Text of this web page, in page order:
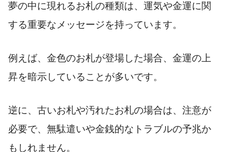
夢の中に現れるお札の種類は、運気や金運に関
する重要なメッセージを持っています。
例えば、金色のお札が登場した場合、金運の上
昇を暗示していることが多いです。
逆に、古いお札や汚れたお札の場合は、注意が
必要で、無駄遣いや金銭的なトラブルの予兆か
もしれません。